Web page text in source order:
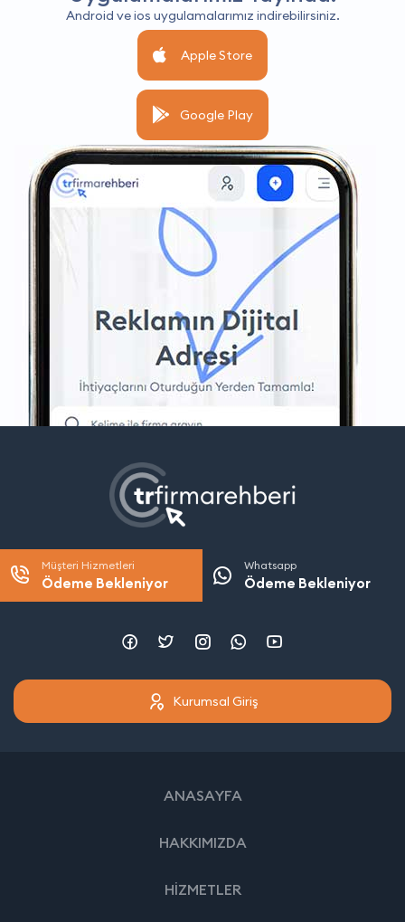
Android ve ios uygulamalarımız indirebilirsiniz.
Apple Store
Google Play
Müşteri Hizmetleri
Ödeme Bekleniyor
Whatsapp
Ödeme Bekleniyor
Kurumsal Giriş
ANASAYFA
HAKKIMIZDA
HİZMETLER